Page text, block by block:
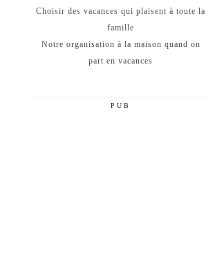
Choisir des vacances qui plaisent à toute la
famille
Notre organisation à la maison quand on
part en vacances
PUB